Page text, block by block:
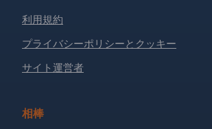
利用規約
プライバシーポリシーとクッキー
サイト運営者
相棒